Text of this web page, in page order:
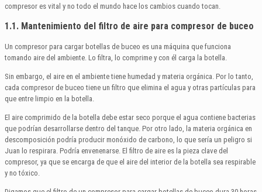
compresor es vital y no todo el mundo hace los cambios cuando tocan.
1.1. Mantenimiento del filtro de aire para compresor de buceo
Un compresor para cargar botellas de buceo es una máquina que funciona
tomando aire del ambiente. Lo filtra, lo comprime y con él carga la botella.
Sin embargo, el aire en el ambiente tiene humedad y materia orgánica. Por lo tanto,
cada compresor de buceo tiene un filtro que elimina el agua y otras partículas para
que entre limpio en la botella.
El aire comprimido de la botella debe estar seco porque el agua contiene bacterias
que podrían desarrollarse dentro del tanque. Por otro lado, la materia orgánica en
descomposición podría producir monóxido de carbono, lo que sería un peligro si
Juan lo respirara. Podría envenenarse. El filtro de aire es la pieza clave del
compresor, ya que se encarga de que el aire del interior de la botella sea respirable
y no tóxico.